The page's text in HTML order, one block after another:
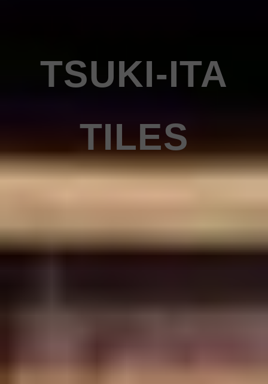
TSUKI-ITA
TILES